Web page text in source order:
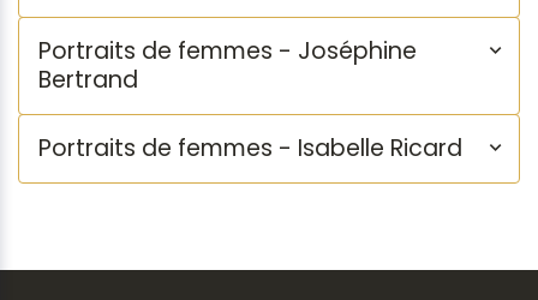
Portraits de femmes - Joséphine
Bertrand
Portraits de femmes - Isabelle Ricard